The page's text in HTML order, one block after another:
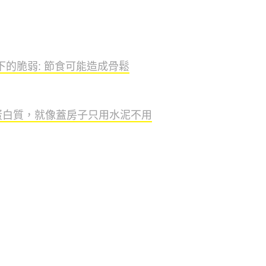
的脆弱: 節食可能造成骨鬆
質，就像蓋房子只用水泥不用